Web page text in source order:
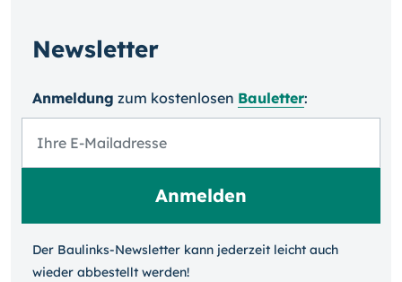
Newsletter
Anmeldung zum kosten­losen Bauletter:
Der Baulinks-Newsletter kann jeder­zeit leicht auch
wieder ab­bestellt werden!